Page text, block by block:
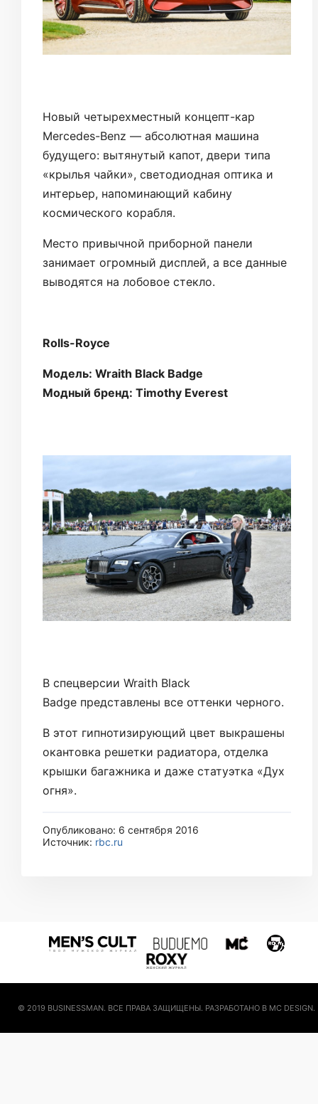
Новый четырехместный концепт-кар
Mercedes-Benz — абсолютная машина
будущего: вытянутый капот, двери типа
«крылья чайки», светодиодная оптика и
интерьер, напоминающий кабину
космического корабля.
Место привычной приборной панели
занимает огромный дисплей, а все данные
выводятся на лобовое стекло.
Rolls-Royce
Модель: Wraith Black Badge
Модный бренд: Timothy Everest
В спецверсии Wraith Black
Badge представлены все оттенки черного.
В этот гипнотизирующий цвет выкрашены
окантовка решетки радиатора, отделка
крышки багажника и даже статуэтка «Дух
огня».​
Опубликовано: 6 сентября 2016
Источник: rbc.ru
© 2019 BUSINESSMAN. ВСЕ ПРАВА ЗАЩИЩЕНЫ. РАЗРАБОТАНО В MC DESIGN.